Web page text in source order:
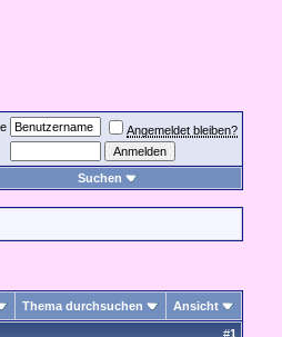
Angemeldet bleiben?
Suchen
Thema durchsuchen Ansicht
#1